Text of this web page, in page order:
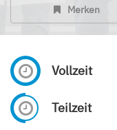
Merken
Vollzeit
Teilzeit